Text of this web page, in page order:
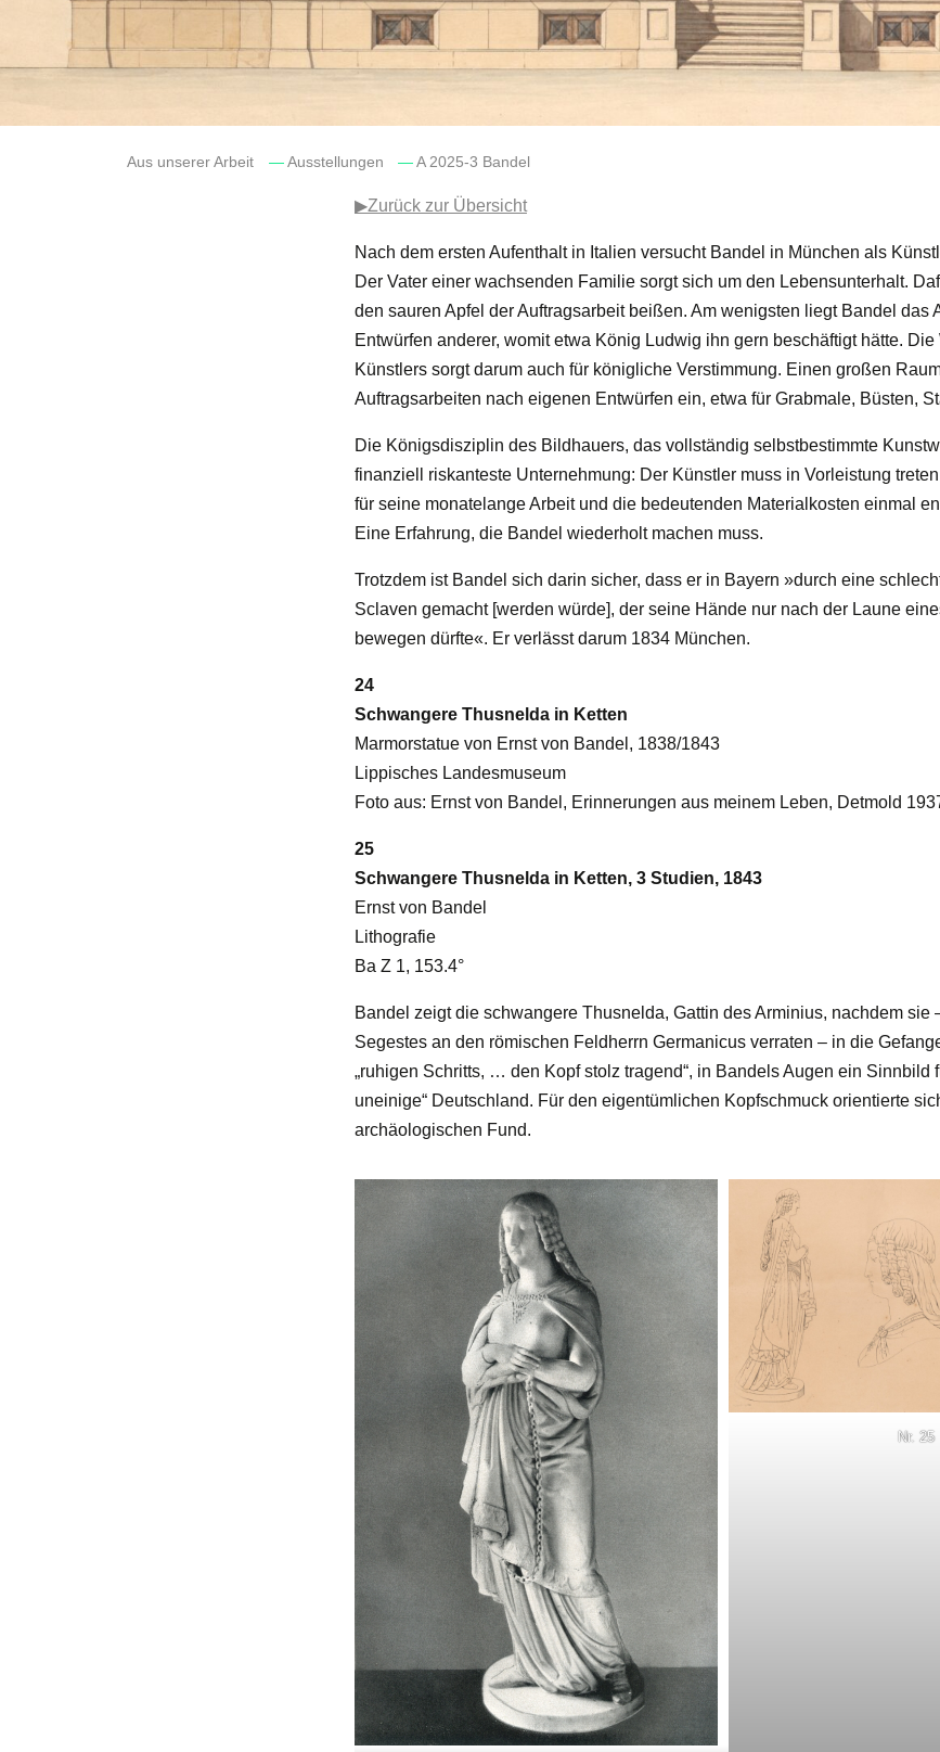
Aus unserer Arbeit — Ausstellungen — A 2025-3 Bandel
▶Zurück zur Übersicht
Nach dem ersten Aufenthalt in Italien versucht Bandel in München als
Der Vater einer wachsenden Familie sorgt sich um den Lebensunterhalt.
den sauren Apfel der Auftragsarbeit beißen. Am wenigsten liegt Bandel das
Entwürfen anderer, womit etwa König Ludwig ihn gern beschäftigt hätte.
Künstlers sorgt darum auch für königliche Verstimmung. Einen großen
Auftragsarbeiten nach eigenen Entwürfen ein, etwa für Grabmale, Büsten,
Die Königsdisziplin des Bildhauers, das vollständig selbstbestimmte
finanziell riskanteste Unternehmung: Der Künstler muss in Vorleistung
für seine monatelange Arbeit und die bedeutenden Materialkosten einmal
Eine Erfahrung, die Bandel wiederholt machen muss.
Trotzdem ist Bandel sich darin sicher, dass er in Bayern »durch eine
Sclaven gemacht [werden würde], der seine Hände nur nach der Laune
bewegen dürfte«. Er verlässt darum 1834 München.
24
Schwangere Thusnelda in Ketten
Marmorstatue von Ernst von Bandel, 1838/1843
Lippisches Landesmuseum
Foto aus: Ernst von Bandel, Erinnerungen aus meinem Leben, Detmold
25
Schwangere Thusnelda in Ketten, 3 Studien, 1843
Ernst von Bandel
Lithografie
Ba Z 1, 153.4°
Bandel zeigt die schwangere Thusnelda, Gattin des Arminius, nachdem sie
Segestes an den römischen Feldherrn Germanicus verraten – in die
„ruhigen Schritts, … den Kopf stolz tragend“, in Bandels Augen ein Sinnbild
uneinige“ Deutschland. Für den eigentümlichen Kopfschmuck orientierte
archäologischen Fund.
Nr. 25